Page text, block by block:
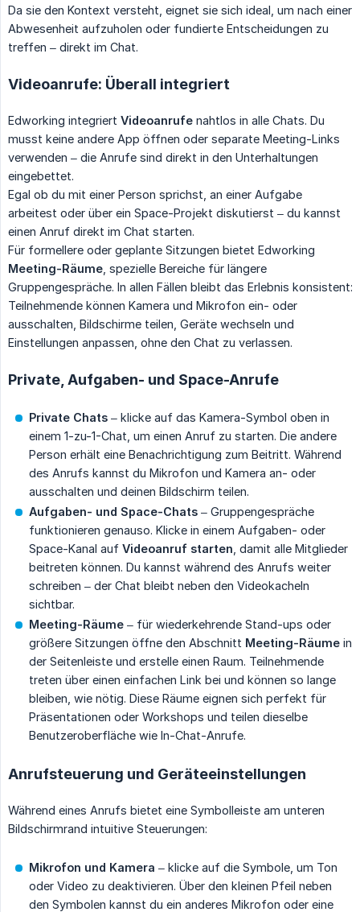
Da sie den Kontext versteht, eignet sie sich ideal, um nach einer
Abwesenheit aufzuholen oder fundierte Entscheidungen zu
treffen – direkt im Chat.
Videoanrufe: Überall integriert
Edworking integriert Videoanrufe nahtlos in alle Chats. Du
musst keine andere App öffnen oder separate Meeting-Links
verwenden – die Anrufe sind direkt in den Unterhaltungen
eingebettet.
Egal ob du mit einer Person sprichst, an einer Aufgabe
arbeitest oder über ein Space-Projekt diskutierst – du kannst
einen Anruf direkt im Chat starten.
Für formellere oder geplante Sitzungen bietet Edworking
Meeting-Räume , spezielle Bereiche für längere
Gruppengespräche. In allen Fällen bleibt das Erlebnis konsistent:
Teilnehmende können Kamera und Mikrofon ein- oder
ausschalten, Bildschirme teilen, Geräte wechseln und
Einstellungen anpassen, ohne den Chat zu verlassen.
Private, Aufgaben- und Space-Anrufe
Private Chats – klicke auf das Kamera-Symbol oben in
einem 1-zu-1-Chat, um einen Anruf zu starten. Die andere
Person erhält eine Benachrichtigung zum Beitritt. Während
des Anrufs kannst du Mikrofon und Kamera an- oder
ausschalten und deinen Bildschirm teilen.
Aufgaben- und Space-Chats – Gruppengespräche
funktionieren genauso. Klicke in einem Aufgaben- oder
Space-Kanal auf Videoanruf starten , damit alle Mitglieder
beitreten können. Du kannst während des Anrufs weiter
schreiben – der Chat bleibt neben den Videokacheln
sichtbar.
Meeting-Räume – für wiederkehrende Stand-ups oder
größere Sitzungen öffne den Abschnitt Meeting-Räume in
der Seitenleiste und erstelle einen Raum. Teilnehmende
treten über einen einfachen Link bei und können so lange
bleiben, wie nötig. Diese Räume eignen sich perfekt für
Präsentationen oder Workshops und teilen dieselbe
Benutzeroberfläche wie In-Chat-Anrufe.
Anrufsteuerung und Geräteeinstellungen
Während eines Anrufs bietet eine Symbolleiste am unteren
Bildschirmrand intuitive Steuerungen:
Mikrofon und Kamera – klicke auf die Symbole, um Ton
oder Video zu deaktivieren. Über den kleinen Pfeil neben
den Symbolen kannst du ein anderes Mikrofon oder eine